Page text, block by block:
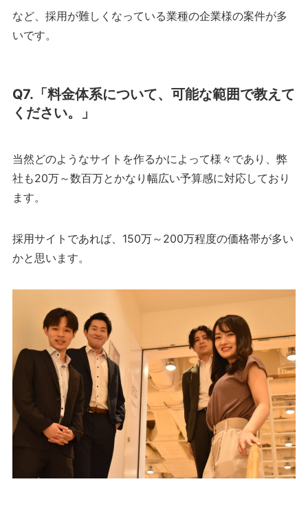
など、採用が難しくなっている業種の企業様の案件が多
いです。
Q7.「料金体系について、可能な範囲で教えて
ください。」
当然どのようなサイトを作るかによって様々であり、弊
社も20万～数百万とかなり幅広い予算感に対応しており
ます。
採用サイトであれば、150万～200万程度の価格帯が多い
かと思います。